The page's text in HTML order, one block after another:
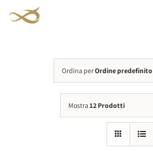
Ordina perOrdine predefinito
Mostra12 Prodotti